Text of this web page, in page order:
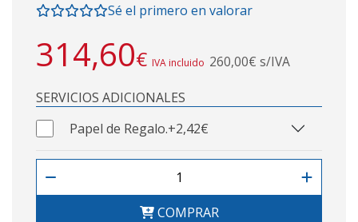
Sé el primero en valorar
314,60€ IVA incluido 260,00€ s/IVA
SERVICIOS ADICIONALES
Papel de Regalo.+2,42€
COMPRAR